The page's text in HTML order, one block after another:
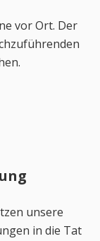
vor Ort. Der
unsere
in die Tat